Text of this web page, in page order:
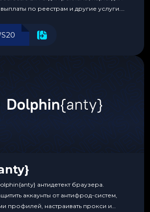
по реестрам и другие услуги.
финансами.
антидетект браузера.
аккаунты от антифрод-систем,
профилей, настраивать прокси и